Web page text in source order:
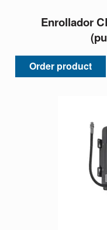
Enrollador
Order product